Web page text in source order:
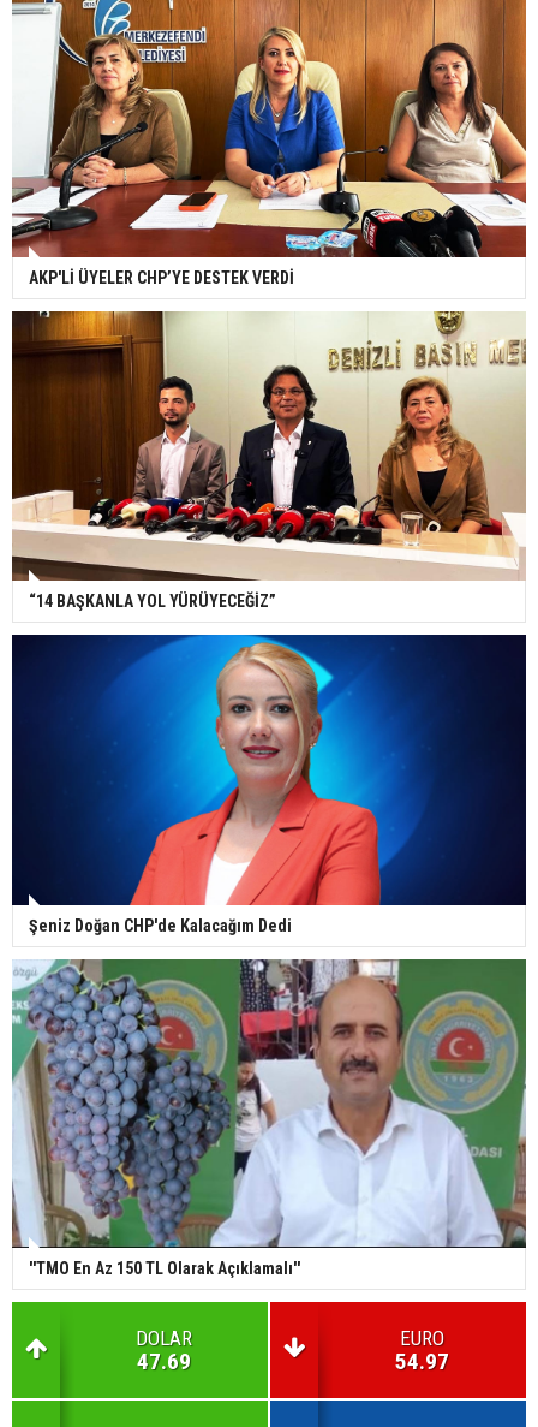
AKP'Lİ ÜYELER CHP’YE DESTEK VERDİ
“14 BAŞKANLA YOL YÜRÜYECEĞİZ”
Şeniz Doğan CHP'de Kalacağım Dedi
''TMO En Az 150 TL Olarak Açıklamalı''
DOLAR
47.69
EURO
54.97